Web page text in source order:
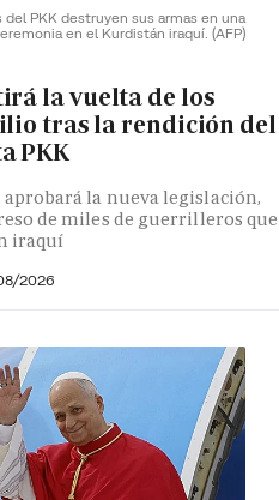
PKK destruyen sus armas en una
en el Kurdistán iraquí. (AFP)
la vuelta de los
tras la rendición del
PKK
la nueva legislación,
de miles de guerrilleros que
iraquí
2026